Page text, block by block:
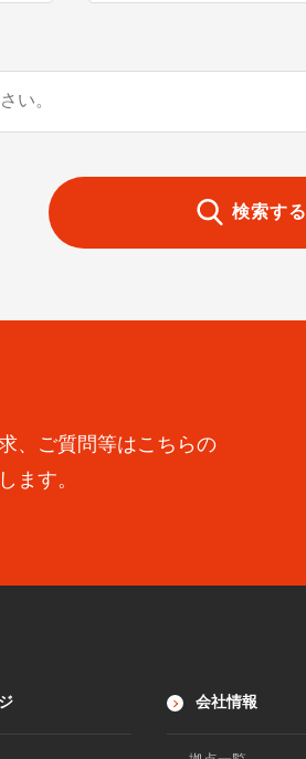
検索する
、ご質問等はこちらの
ます。
会社情報